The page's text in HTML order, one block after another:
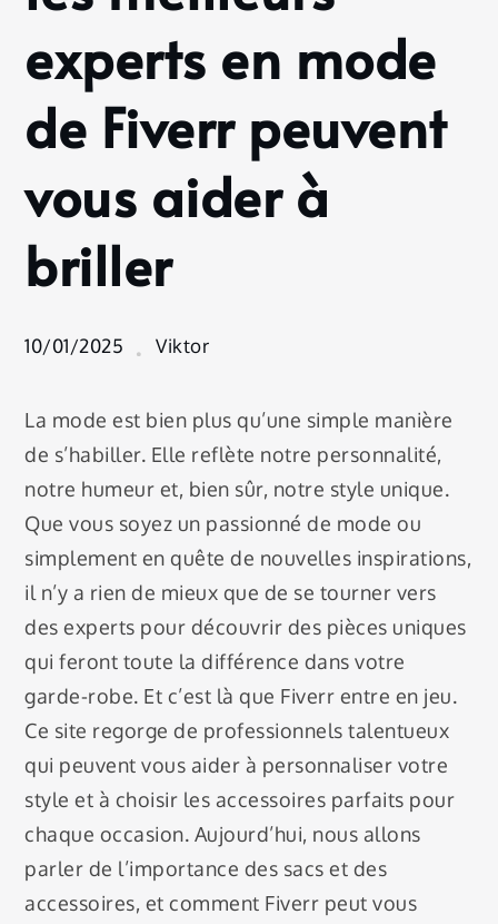
peuvent
à briller
experts en mode
de Fiverr peuvent
vous aider à
briller
10/01/2025 Viktor
La mode est bien plus qu’une simple manière
de s’habiller. Elle reflète notre personnalité,
notre humeur et, bien sûr, notre style unique.
Que vous soyez un passionné de mode ou
simplement en quête de nouvelles inspirations,
il n’y a rien de mieux que de se tourner vers
des experts pour découvrir des pièces uniques
qui feront toute la différence dans votre
garde-robe. Et c’est là que Fiverr entre en jeu.
Ce site regorge de professionnels talentueux
qui peuvent vous aider à personnaliser votre
style et à choisir les accessoires parfaits pour
chaque occasion. Aujourd’hui, nous allons
parler de l’importance des sacs et des
accessoires, et comment Fiverr peut vous